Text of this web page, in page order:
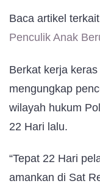
Baca artikel
Penculik Anak
Berkat kerja
mengungkap
wilayah hukum
22 Hari lalu.
“Tepat 22 Hari
amankan di Sat